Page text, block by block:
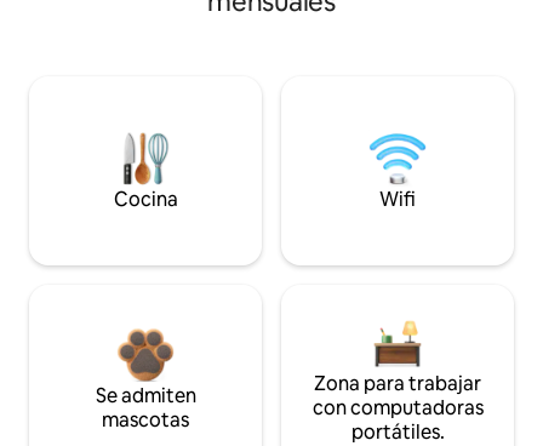
Cocina Wifi
Se admiten
mascotas
Zona para trabajar
con computadoras
portátiles.